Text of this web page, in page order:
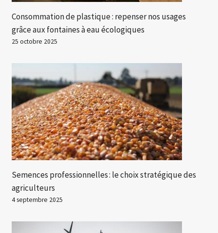
Consommation de plastique : repenser nos usages
grâce aux fontaines à eau écologiques
25 octobre 2025
Semences professionnelles : le choix stratégique des
agriculteurs
4 septembre 2025